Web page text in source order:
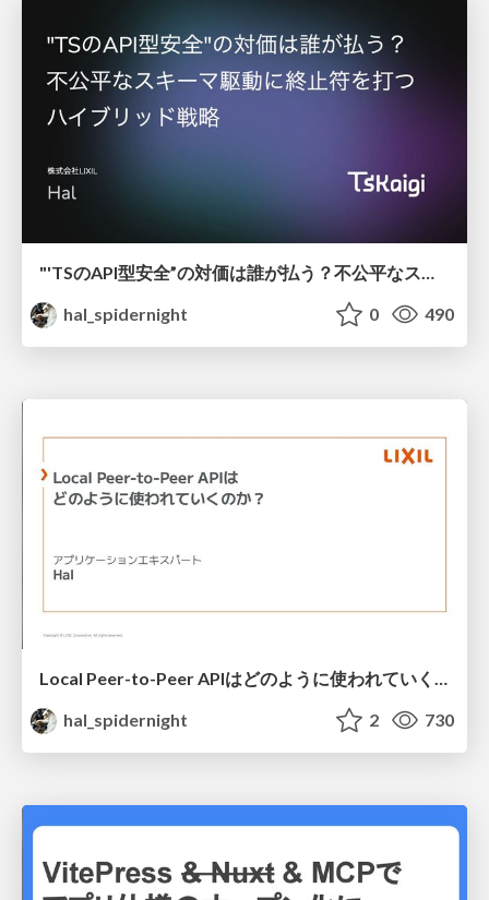
hal_spidernight
0 490
Local Peer-to-Peer APIはどのように使われていくのか？
hal_spidernight
2 730